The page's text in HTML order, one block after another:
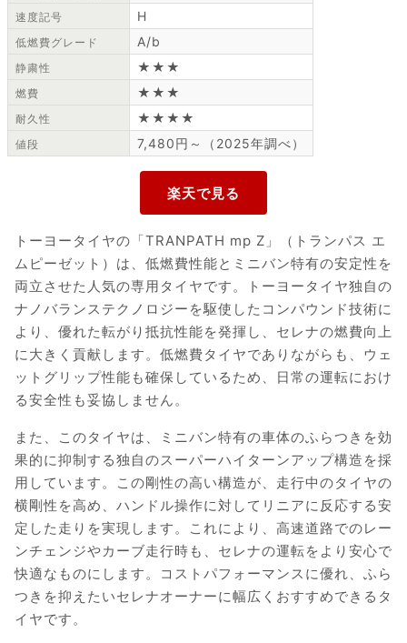
速度記号 H
低燃費グレード A/b
静粛性 ★★★
燃費 ★★★
耐久性 ★★★★
値段 7,480円～（2025年調べ）
トーヨータイヤの「TRANPATH mp Z」（トランパス エ
ムピーゼット）は、低燃費性能とミニバン特有の安定性を
両立させた人気の専用タイヤです。トーヨータイヤ独自の
ナノバランステクノロジーを駆使したコンパウンド技術に
より、優れた転がり抵抗性能を発揮し、セレナの燃費向上
に大きく貢献します。低燃費タイヤでありながらも、ウェ
ットグリップ性能も確保しているため、日常の運転におけ
る安全性も妥協しません。
また、このタイヤは、ミニバン特有の車体のふらつきを効
果的に抑制する独自のスーパーハイターンアップ構造を採
用しています。この剛性の高い構造が、走行中のタイヤの
横剛性を高め、ハンドル操作に対してリニアに反応する安
定した走りを実現します。これにより、高速道路でのレー
ンチェンジやカーブ走行時も、セレナの運転をより安心で
快適なものにします。コストパフォーマンスに優れ、ふら
つきを抑えたいセレナオーナーに幅広くおすすめできるタ
イヤです。